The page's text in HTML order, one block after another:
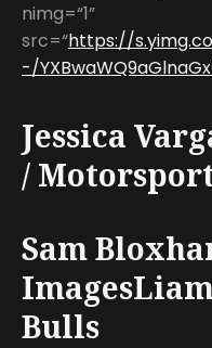
nimg=“1”
src=“https://
-/
Jessica
/
Sam
Bulls